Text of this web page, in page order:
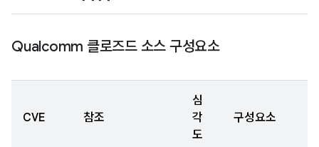
Qualcomm 클로즈드 소스 구성요소
CVE 참조
심
각
도
구성요소